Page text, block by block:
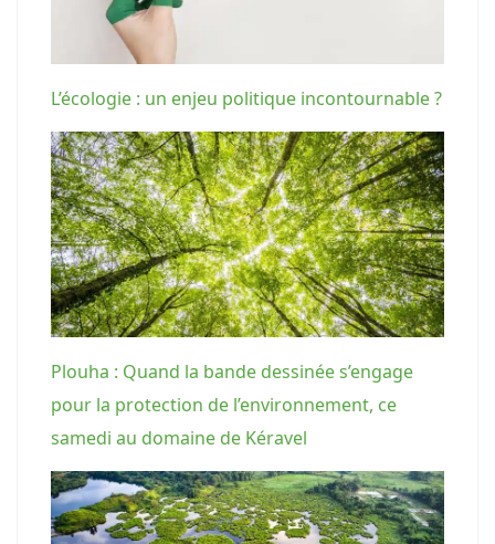
L’écologie : un enjeu politique incontournable ?
Plouha : Quand la bande dessinée s’engage
pour la protection de l’environnement, ce
samedi au domaine de Kéravel